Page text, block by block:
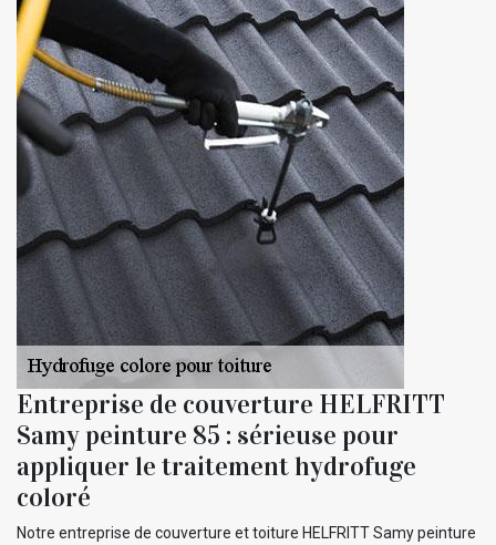
Entreprise de couverture HELFRITT
Samy peinture 85 : sérieuse pour
appliquer le traitement hydrofuge
coloré
Notre entreprise de couverture et toiture HELFRITT Samy peinture